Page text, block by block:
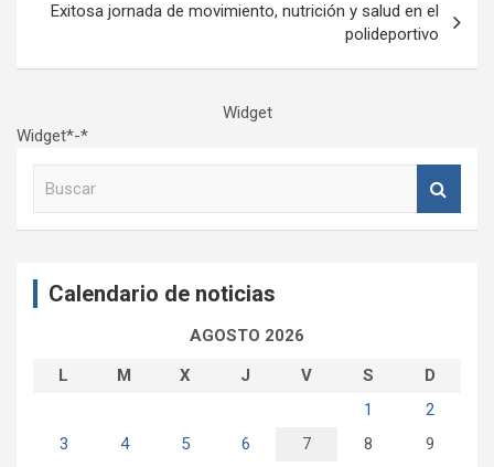
Exitosa jornada de movimiento, nutrición y salud en el
polideportivo
Widget
Widget*-*
Calendario de noticias
AGOSTO 2026
L
M X J V S
D
1
2
3
4 5 6 7 8
9